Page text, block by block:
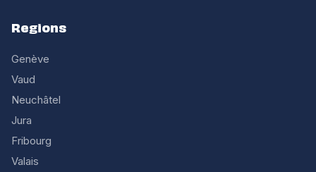
Regions
Genève
Vaud
Neuchâtel
Jura
Fribourg
Valais